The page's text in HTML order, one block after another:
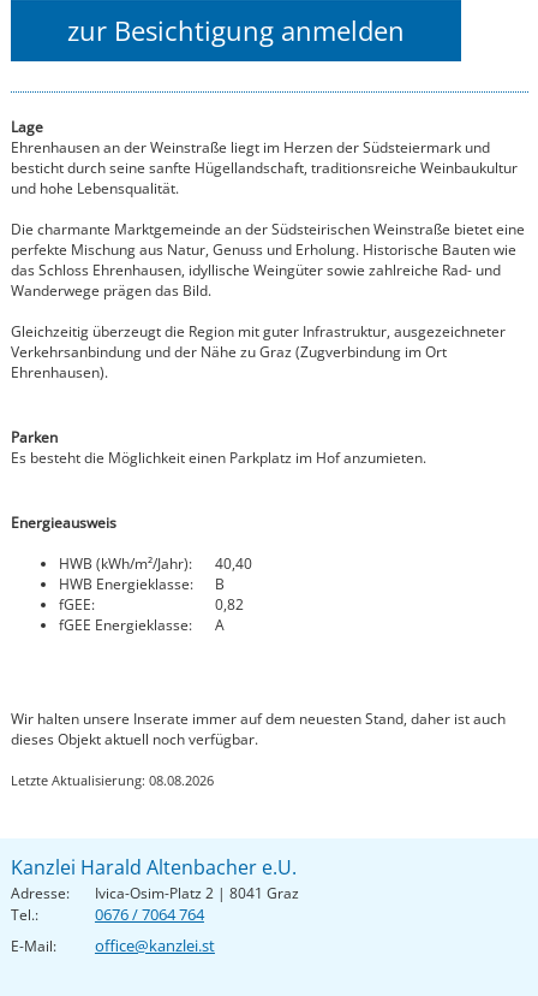
zur Besichtigung anmelden
Lage
Ehrenhausen an der Weinstraße liegt im Herzen der Südsteiermark und
besticht durch seine sanfte Hügellandschaft, traditionsreiche Weinbaukultur
und hohe Lebensqualität.
Die charmante Marktgemeinde an der Südsteirischen Weinstraße bietet eine
perfekte Mischung aus Natur, Genuss und Erholung. Historische Bauten wie
das Schloss Ehrenhausen, idyllische Weingüter sowie zahlreiche Rad- und
Wanderwege prägen das Bild.
Gleichzeitig überzeugt die Region mit guter Infrastruktur, ausgezeichneter
Verkehrsanbindung und der Nähe zu Graz (Zugverbindung im Ort
Ehrenhausen).
Parken
Es besteht die Möglichkeit einen Parkplatz im Hof anzumieten.
Energieausweis
HWB (kWh/m²/Jahr):
40,40
HWB Energieklasse:
B
fGEE:
0,82
fGEE Energieklasse:
A
Wir halten unsere Inserate immer auf dem neuesten Stand, daher ist auch
dieses Objekt aktuell noch verfügbar.
Letzte Aktualisierung: 08.08.2026
Kanzlei Harald Altenbacher e.U.
Adresse:
Ivica-Osim-Platz 2 | 8041 Graz
Tel.:
0676 / 7064 764
E-Mail: office@kanzlei.st